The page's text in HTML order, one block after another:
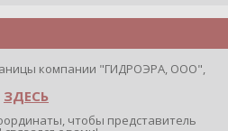
компании "ГИДРОЭРА, ООО",
ЗДЕСЬ
чтобы представитель